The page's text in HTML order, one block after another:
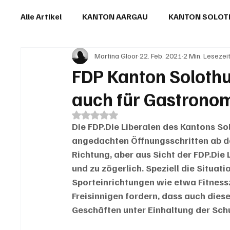
Alle Artikel KANTON AARGAU KANTON
IN EIGENER SACHE KOMMENTARE
FDP Kanton
auch für
Martina Gloor22. Feb. 2021 2 Min.
Mit NaN von 5 Sternen bewertet.
Die FDP.Die Liberalen des Kantons
angedachten Öffnungsschritten ab
Richtung, aber aus Sicht der
und zu zögerlich. Speziell die
Sporteinrichtungen wie etwa
Freisinnigen fordern, dass auch
Geschäften unter Einhaltung der